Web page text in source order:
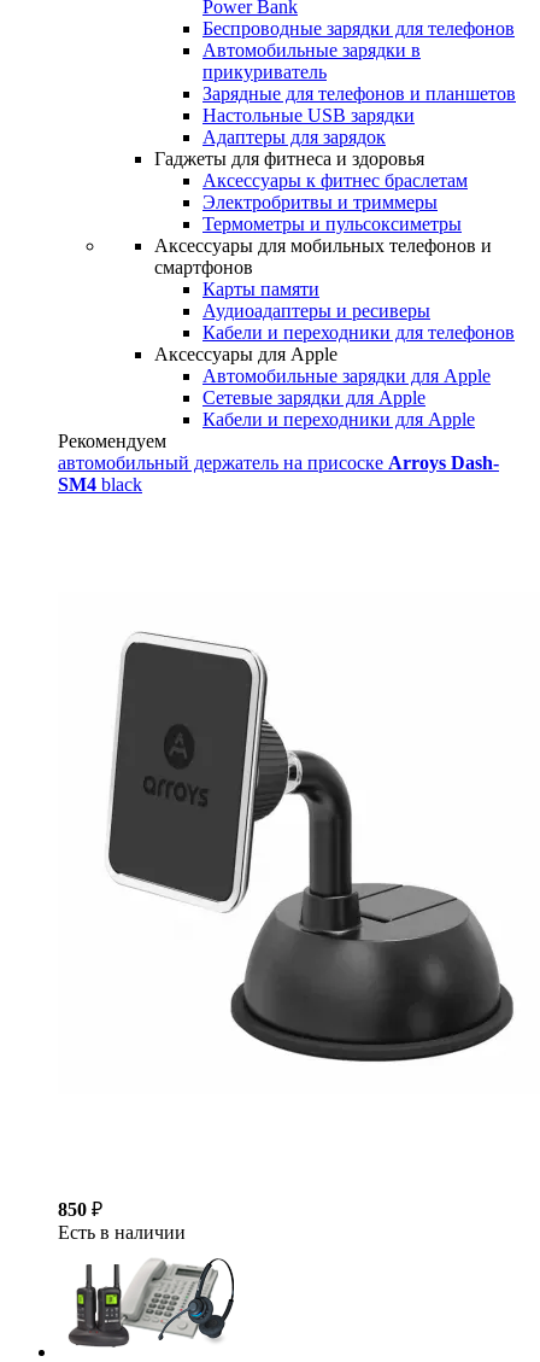
Power Bank
Беспроводные зарядки для телефонов
Автомобильные зарядки в
прикуриватель
Зарядные для телефонов и планшетов
Настольные USB зарядки
Адаптеры для зарядок
Гаджеты для фитнеса и здоровья
Аксессуары к фитнес браслетам
Электробритвы и триммеры
Термометры и пульсоксиметры
Аксессуары для мобильных телефонов и
смартфонов
Карты памяти
Аудиоадаптеры и ресиверы
Кабели и переходники для телефонов
Аксессуары для Apple
Автомобильные зарядки для Apple
Сетевые зарядки для Apple
Кабели и переходники для Apple
Рекомендуем
автомобильный держатель на присоске Arroys Dash-
SM4 black
850 ₽
Есть в наличии